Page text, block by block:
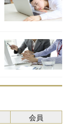
会員